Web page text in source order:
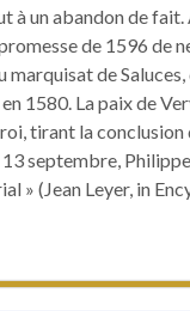
à un abandon de
de 1596 de
de
1580. La paix de
tirant la
septembre,
» (Jean Leyer, in